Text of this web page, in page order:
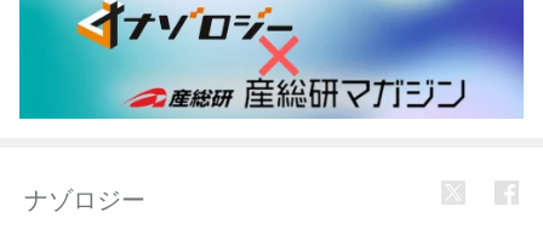
ナゾロジー